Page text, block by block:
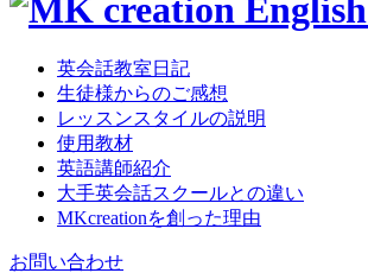
英会話教室日記
生徒様からのご感想
レッスンスタイルの説明
使用教材
英語講師紹介
大手英会話スクールとの違い
MKcreationを創った理由
お問い合わせ